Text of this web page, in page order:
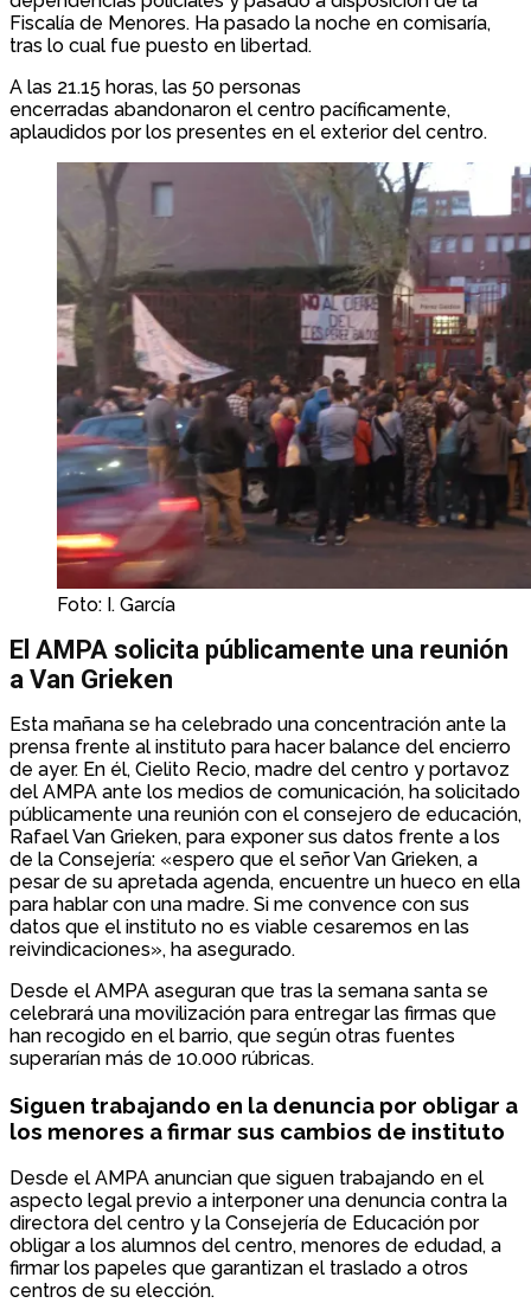
Fiscalía de Menores. Ha pasado la noche en comisaría,
tras lo cual fue puesto en libertad.
A las 21.15 horas, las 50 personas
encerradas abandonaron el centro pacíficamente,
aplaudidos por los presentes en el exterior del centro.
Foto: I. García
El AMPA solicita públicamente una reunión
a Van Grieken
Esta mañana se ha celebrado una concentración ante la
prensa frente al instituto para hacer balance del encierro
de ayer. En él, Cielito Recio, madre del centro y portavoz
del AMPA ante los medios de comunicación, ha solicitado
públicamente una reunión con el consejero de educación,
Rafael Van Grieken, para exponer sus datos frente a los
de la Consejería: «espero que el señor Van Grieken, a
pesar de su apretada agenda, encuentre un hueco en ella
para hablar con una madre. Si me convence con sus
datos que el instituto no es viable cesaremos en las
reivindicaciones», ha asegurado.
Desde el AMPA aseguran que tras la semana santa se
celebrará una movilización para entregar las firmas que
han recogido en el barrio, que según otras fuentes
superarían más de 10.000 rúbricas.
Siguen trabajando en la denuncia por obligar a
los menores a firmar sus cambios de instituto
Desde el AMPA anuncian que siguen trabajando en el
aspecto legal previo a interponer una denuncia contra la
directora del centro y la Consejería de Educación por
obligar a los alumnos del centro, menores de edudad, a
firmar los papeles que garantizan el traslado a otros
centros de su elección.